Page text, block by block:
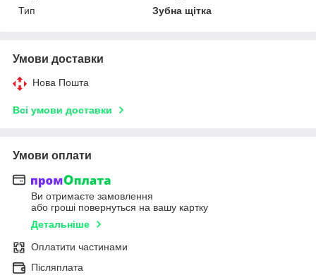
Тип
Зубна щітка
Умови доставки
Нова Пошта
Всі умови доставки
Умови оплати
Ви отримаєте замовлення
або гроші повернуться на вашу картку
Детальніше
Оплатити частинами
Післяплата